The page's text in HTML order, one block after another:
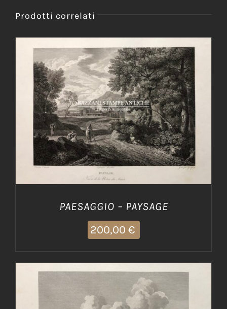
Prodotti correlati
AGGIUNGI AL CARRELLO / DETTAGLI
PAESAGGIO – PAYSAGE
200,00 €